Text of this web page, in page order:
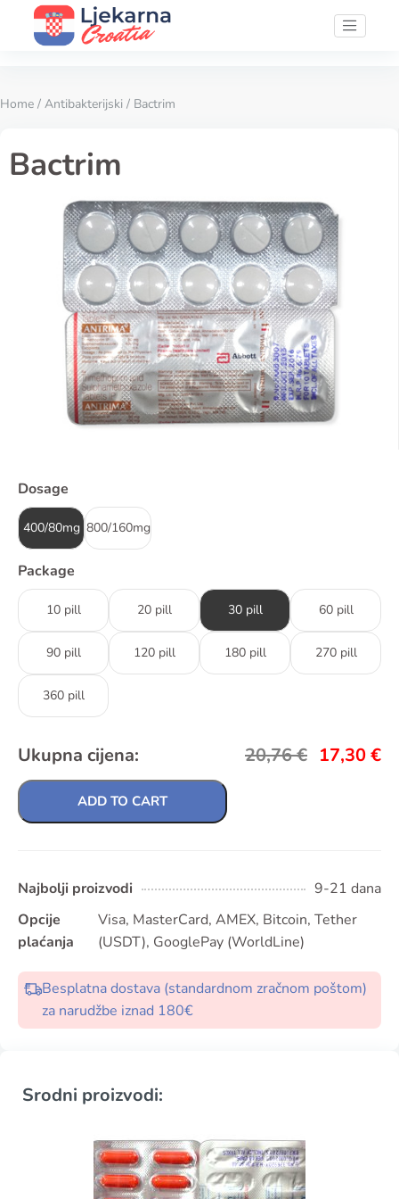
Home / Antibakterijski / Bactrim
Bactrim
Dosage
400/80mg 800/160mg
Package
10 pill 20 pill 30 pill 60 pill
90 pill 120 pill 180 pill 270 pill
360 pill
Ukupna cijena: 20,76€ 17,30€
ADD TO CART
Najbolji proizvodi
9-21 dana
Opcije
plaćanja
Visa, MasterCard, AMEX, Bitcoin, Tether
(USDT), GooglePay (WorldLine)
Besplatna dostava (standardnom zračnom poštom)
za narudžbe iznad 180€
Srodni proizvodi: